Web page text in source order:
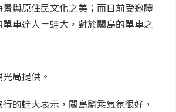
與原住民文化之美；而日前受邀體
車達人－蛙大，對於關島的單車之
局提供。
的蛙大表示，關島騎乘氣氛很好，